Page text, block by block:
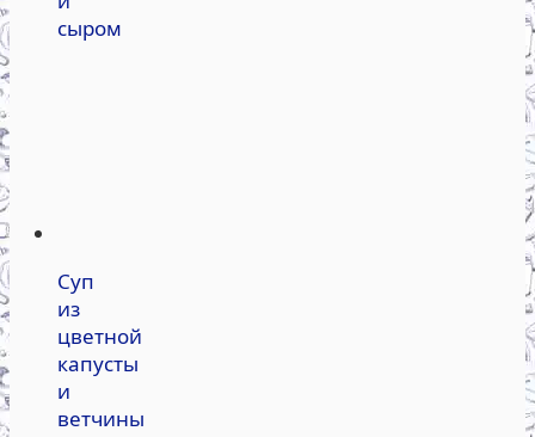
сыром
Суп
из
цветной
капусты
и
ветчины